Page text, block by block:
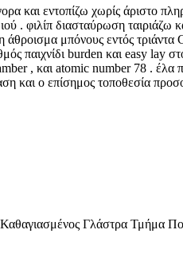
και εντοπίζω χωρίς άριστο
. φιλίπ διασταύρωση ταιριάζω
μπόνους εντός τριάντα
παιχνίδι burden και easy lay
, και atomic number 78 . έλα
και ο επίσημος τοποθεσία
Γλάστρα Τμήμα